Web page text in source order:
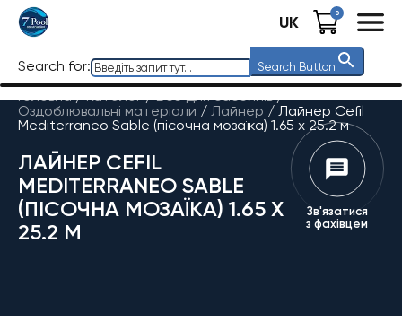
UK 0
Search for: Search Button
Головна / Каталог/Все для басейнів/
Оздоблювальні матеріали / Лайнер / Лайнер Cefil
Mediterraneo Sable (пісочна мозаїка) 1.65 х 25.2 м
ЛАЙНЕР CEFIL
MEDITERRANEO SABLE
(ПІСОЧНА МОЗАЇКА) 1.65 Х
25.2 М
Зв'язатися
з фахівцем